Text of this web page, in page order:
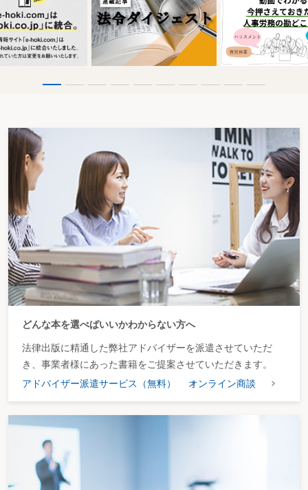
どんな本を選べばいいかわからない方へ
法律出版に精通した弊社アドバイザーを派遣させていただ
き、事業者様にあった書籍をご提案させていただきます。
アドバイザー派遣サービス（無料）
オンライン商談